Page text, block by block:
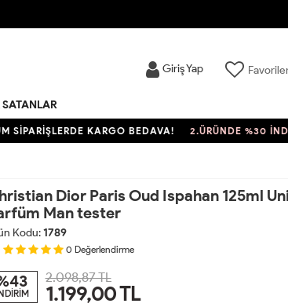
Giriş Yap
KARGO BEDAVA! 2.ÜRÜNDE %30 İNDİRİM
Dior Paris Oud Ispahan 125ml
Man tester
Kodu:1789
0 Değerlendirme
2.098,87 TL
1.199,00TL